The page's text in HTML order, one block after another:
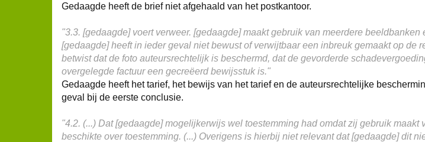
Gedaagde heeft de brief niet afgehaald van het postkantoor.
"3.3. [gedaagde] voert verweer. [gedaagde] maakt gebruik van meerdere
[gedaagde] heeft in ieder geval niet bewust of verwijtbaar een inbreuk gemaakt op de
betwist dat de foto auteursrechtelijk is beschermd, dat de gevorderde
overgelegde factuur een gecreëerd bewijsstuk is."
Gedaagde heeft het tarief, het bewijs van het tarief en de auteursrechtelijke
geval bij de eerste conclusie.
"4.2. (...) Dat [gedaagde] mogelijkerwijs wel toestemming had omdat zij gebruik
beschikte over toestemming. (...) Overigens is hierbij niet relevant dat [gedaagde] dit